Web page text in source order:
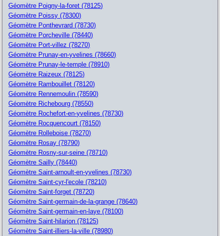
Géomètre Poigny-la-foret (78125)
Géomètre Poissy (78300)
Géomètre Ponthevrard (78730)
Géomètre Porcheville (78440)
Géomètre Port-villez (78270)
Géomètre Prunay-en-yvelines (78660)
Géomètre Prunay-le-temple (78910)
Géomètre Raizeux (78125)
Géomètre Rambouillet (78120)
Géomètre Rennemoulin (78590)
Géomètre Richebourg (78550)
Géomètre Rochefort-en-yvelines (78730)
Géomètre Rocquencourt (78150)
Géomètre Rolleboise (78270)
Géomètre Rosay (78790)
Géomètre Rosny-sur-seine (78710)
Géomètre Sailly (78440)
Géomètre Saint-arnoult-en-yvelines (78730)
Géomètre Saint-cyr-l'ecole (78210)
Géomètre Saint-forget (78720)
Géomètre Saint-germain-de-la-grange (78640)
Géomètre Saint-germain-en-laye (78100)
Géomètre Saint-hilarion (78125)
Géomètre Saint-illiers-la-ville (78980)